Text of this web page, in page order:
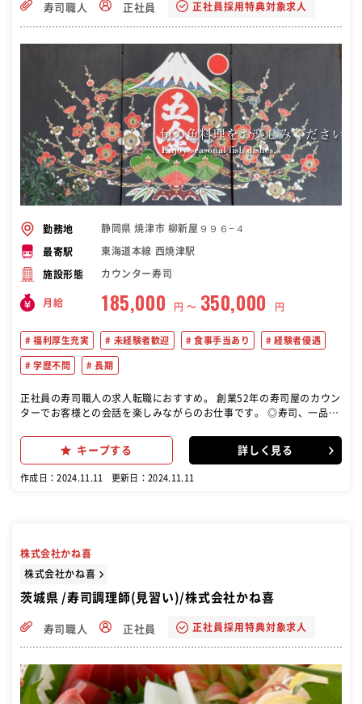
寿司職人 正社員 正社員採用特典対象求人
勤務地 静岡県 焼津市 柳新屋９９６−４
最寄駅 東海道本線 西焼津駅
施設形態 カウンター寿司
月給 185,000 円 〜 350,000 円
福利厚生充実 未経験者歓迎 食事手当あり 経験者優遇
学歴不問 長期
正社員の寿司職人の求人転職におすすめ。 創業52年の寿司屋のカウン
ターでお客様との会話を楽しみながらのお仕事です。 ◎寿司、一品料
仕事をして頂きます ＊午前中は仕入れた魚の水洗いなどの仕込みが中
心になります。 ＊カウンターではお客様との会話を楽しみながら寿司
や刺身の提供をお願いします。 ＊調理場では一品料理や宴会料理のお
キープする 詳しく見る
作成日：2024.11.11 更新日：2024.11.11
株式会社かね喜
株式会社かね喜
茨城県 /寿司調理師(見習い)/株式会社かね喜
寿司職人 正社員 正社員採用特典対象求人